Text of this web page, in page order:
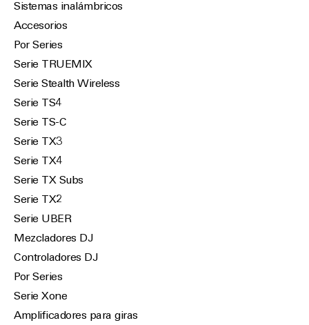
Sistemas inalámbricos
Accesorios
Por Series
Serie TRUEMIX
Serie Stealth Wireless
Serie TS4
Serie TS-C
Serie TX3
Serie TX4
Serie TX Subs
Serie TX2
Serie UBER
Mezcladores DJ
Controladores DJ
Por Series
Serie Xone
Amplificadores para giras